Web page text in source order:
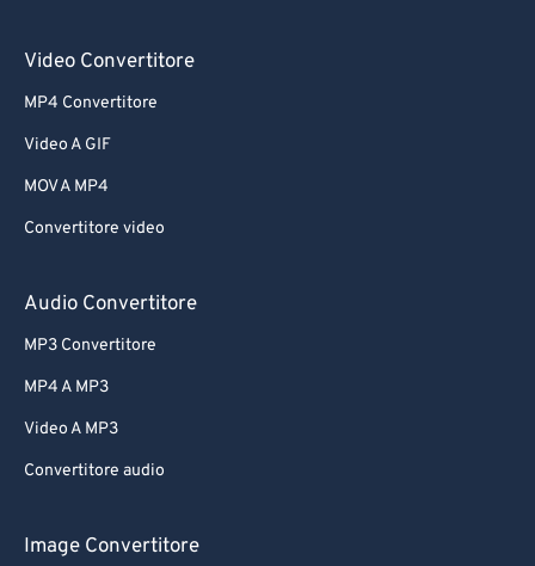
Video Convertitore
MP4 Convertitore
Video A GIF
MOV A MP4
Convertitore video
Audio Convertitore
MP3 Convertitore
MP4 A MP3
Video A MP3
Convertitore audio
Image Convertitore